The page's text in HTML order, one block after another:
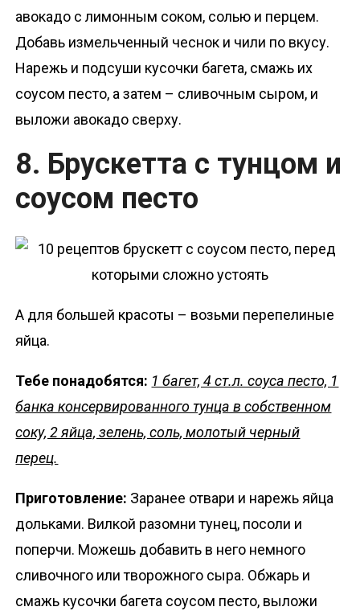
авокадо с лимонным соком, солью и перцем.
Добавь измельченный чеснок и чили по вкусу.
Нарежь и подсуши кусочки багета, смажь их
соусом песто, а затем – сливочным сыром, и
выложи авокадо сверху.
8. Брускетта с тунцом и
соусом песто
А для большей красоты – возьми перепелиные
яйца.
Тебе понадобятся: 1 багет, 4 ст.л. соуса песто, 1
банка консервированного тунца в собственном
соку, 2 яйца, зелень, соль, молотый черный
перец.
Приготовление: Заранее отвари и нарежь яйца
дольками. Вилкой разомни тунец, посоли и
поперчи. Можешь добавить в него немного
сливочного или творожного сыра. Обжарь и
смажь кусочки багета соусом песто, выложи